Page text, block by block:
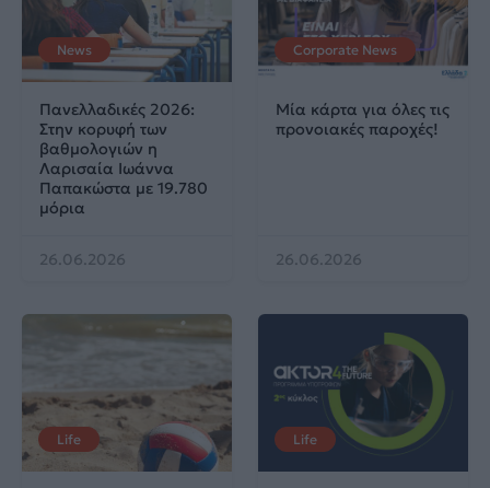
News
Πανελλαδικές 2026:
Στην κορυφή των
βαθμολογιών η
Λαρισαία Ιωάννα
Παπακώστα με 19.780
μόρια
26.06.2026
Corporate News
Μία κάρτα για όλες τις
προνοιακές παροχές!
26.06.2026
Life Life